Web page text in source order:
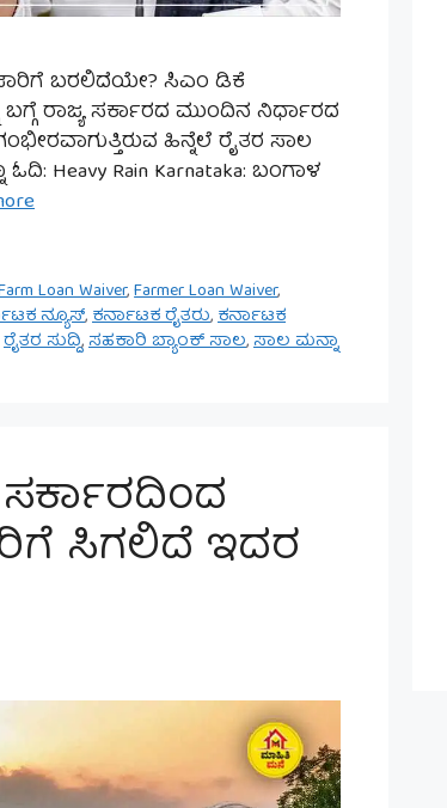
ಜಾರಿಗೆ ಬರಲಿದೆಯೇ? ಸಿಎಂ ಡಿಕೆ
ರಾಜ್ಯ ಸರ್ಕಾರದ ಮುಂದಿನ ನಿರ್ಧಾರದ
ಹಿನ್ನೆಲೆ ರೈತರ ಸಾಲ
Heavy Rain Karnataka: ಬಂಗಾಳ
Loan Waiver,Farmer Loan Waiver,
ನ್ಯೂಸ್,ಕರ್ನಾಟಕ ರೈತರು,ಕರ್ನಾಟಕ
ರೈತರ ಸುದ್ದಿ,ಸಹಕಾರಿ ಬ್ಯಾಂಕ್ ಸಾಲ,ಸಾಲ ಮನ್ನಾ
ಸರ್ಕಾರದಿಂದ
ಸಿಗಲಿದೆ ಇದರ